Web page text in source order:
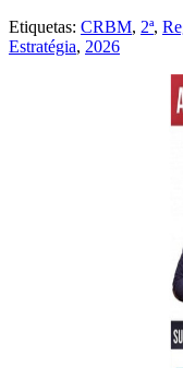
Etiquetas: CRBM, 2ª,
Estratégia, 2026